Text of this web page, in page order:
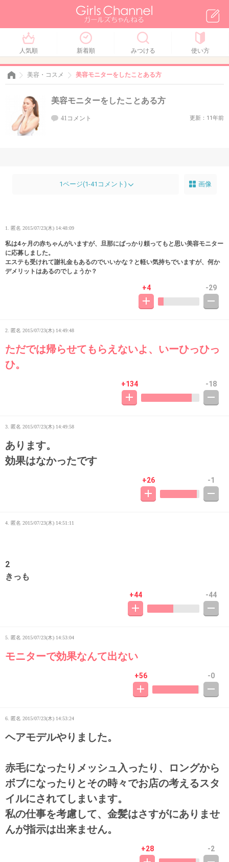
人気順 新着順 みつける 使い方
美容・コスメ 美容モニターをしたことある方
美容モニターをしたことある方
41コメント 更新：11年前
1ページ(1-41コメント) 画像
1. 匿名 2015/07/23(木) 14:48:09
私は4ヶ月の赤ちゃんがいますが、旦那にばっかり頼ってもと思い美容モニター
に応募しました。
エステも受けれて謝礼金もあるのでいいかな？と軽い気持ちでいますが、何か
デメリットはあるのでしょうか？
+4 -29
2. 匿名 2015/07/23(木) 14:49:48
ただでは帰らせてもらえないよ、いーひっひっ
ひ。
+134 -18
3. 匿名 2015/07/23(木) 14:49:58
あります。
効果はなかったです
+26 -1
4. 匿名 2015/07/23(木) 14:51:11
2
きっも
+44 -44
5. 匿名 2015/07/23(木) 14:53:04
モニターで効果なんて出ない
+56 -0
6. 匿名 2015/07/23(木) 14:53:24
ヘアモデルやりました。
赤毛になったりメッシュ入ったり、ロングから
ボブになったりとその時々でお店の考えるスタ
イルにされてしまいます。
私の仕事を考慮して、金髪はさすがにありませ
んが指示は出来ません。
+28 -2